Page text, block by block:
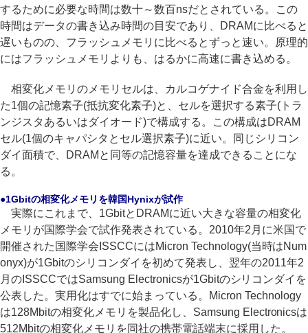
するために必要な時間は数十～数百nsだとされている。この
時間はデータの書き込み時間の目安であり、DRAMに比べると
遅いものの、フラッシュメモリに比べるとずっと速い。原理的
にはフラッシュメモリよりも、はるかに高速に書き込める。
相変化メモリのメモリセルは、カルコゲナイド合金を利用し
た1個の記憶素子(抵抗変化素子)と、セルを選択する素子(トラ
ンジスタあるいはダイオード)で構成する。この構成はDRAM
セル(1個のキャパシタとセル選択素子)に近い。同じシリコン
ダイ面積で、DRAMと同等の記憶容量を達成できることにな
る。
●1Gbitの相変化メモリを韓国Hynixが試作
実際にこれまで、1GbitとDRAMに近い大きな容量の相変化
メモリが国際学会で試作発表されている。2010年2月に米国で
開催された国際学会ISSCCにはMicron Technology(当時はNum
onyx)が1Gbitのシリコンダイを初めて発表し、翌年の2011年2
月のISSCCではSamsung Electronicsが1Gbitのシリコンダイを
公表した。実用化はすでに始まっている。Micron Technology
は128Mbitの相変化メモリを製品化し、Samsung Electronicsは
512Mbitの相変化メモリを同社の携帯電話端末に採用した。